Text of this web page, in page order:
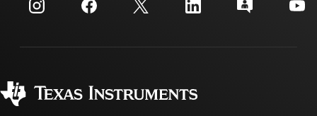
Relaciones con los inversionistas
Preguntas frecuentes sobre la cuenta myTI
Preguntas frecuentes sobre pedidos